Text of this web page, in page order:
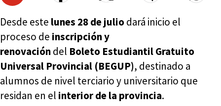
Desde este lunes 28 de juliodará inicio el
proceso de inscripción y
renovacióndel Boleto Estudiantil Gratuito
Universal Provincial (BEGUP), destinado a
alumnos de nivel terciario y universitario que
residan en el interior de la provincia.